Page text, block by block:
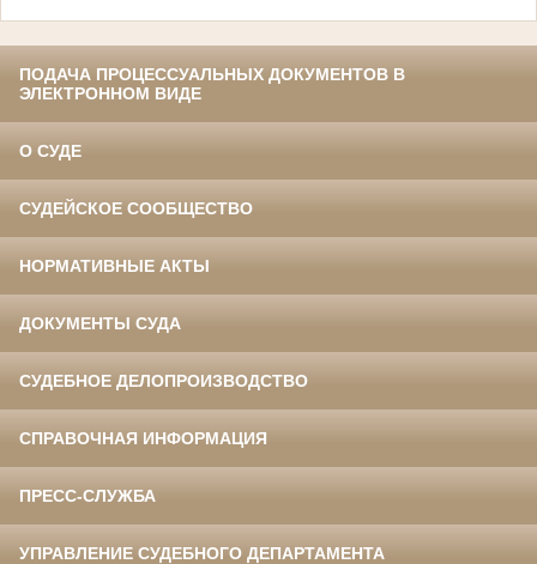
ПОДАЧА ПРОЦЕССУАЛЬНЫХ ДОКУМЕНТОВ В
ЭЛЕКТРОННОМ ВИДЕ
О СУДЕ
СУДЕЙСКОЕ СООБЩЕСТВО
НОРМАТИВНЫЕ АКТЫ
ДОКУМЕНТЫ СУДА
СУДЕБНОЕ ДЕЛОПРОИЗВОДСТВО
СПРАВОЧНАЯ ИНФОРМАЦИЯ
ПРЕСС-СЛУЖБА
УПРАВЛЕНИЕ СУДЕБНОГО ДЕПАРТАМЕНТА